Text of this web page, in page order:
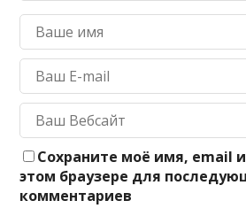
Сохраните моё имя, email
этом браузере для
комментариев